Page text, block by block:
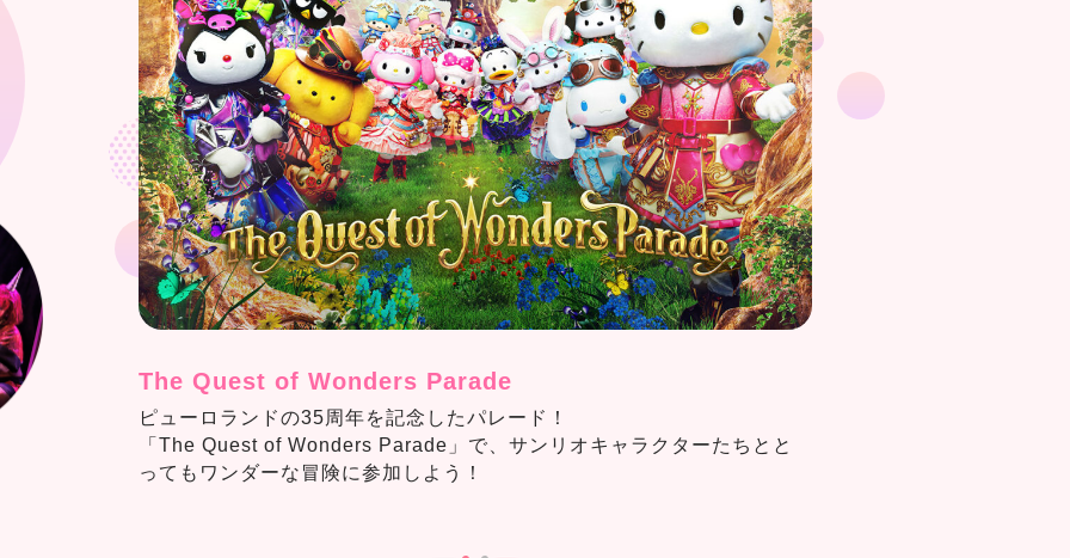
The Quest of Wonders Parade
ピューロランドの35周年を記念したパレード！
「The Quest of Wonders Parade」で、サンリオキャラクターたちとと
ってもワンダーな冒険に参加しよう！